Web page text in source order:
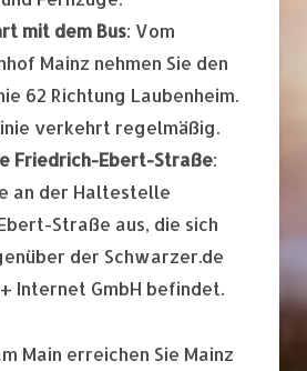
mit dem Bus: Vom
Mainz nehmen Sie den
62 Richtung Laubenheim.
verkehrt regelmäßig.
Friedrich-Ebert-Straße:
an der Haltestelle
Straße aus, die sich
der Schwarzer.de
Internet GmbH befindet.
Main erreichen Sie Mainz